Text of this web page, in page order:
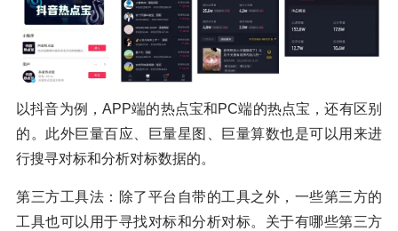
以抖音为例，APP端的热点宝和PC端的热点宝，还有区别
的。此外巨量百应、巨量星图、巨量算数也是可以用来进
行搜寻对标和分析对标数据的。
第三方工具法：除了平台自带的工具之外，一些第三方的
工具也可以用于寻找对标和分析对标。关于有哪些第三方